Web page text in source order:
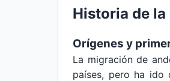
Historia de
Orígenes y
La migración de
países, pero ha ido